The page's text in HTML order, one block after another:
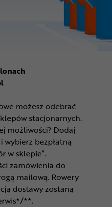
możesz odebrać
stacjonarnych.
możliwości? Dodaj
bezpłatną
w sklepie”.
zamówienia do
mailową. Rowery
dostawy zostaną
**.